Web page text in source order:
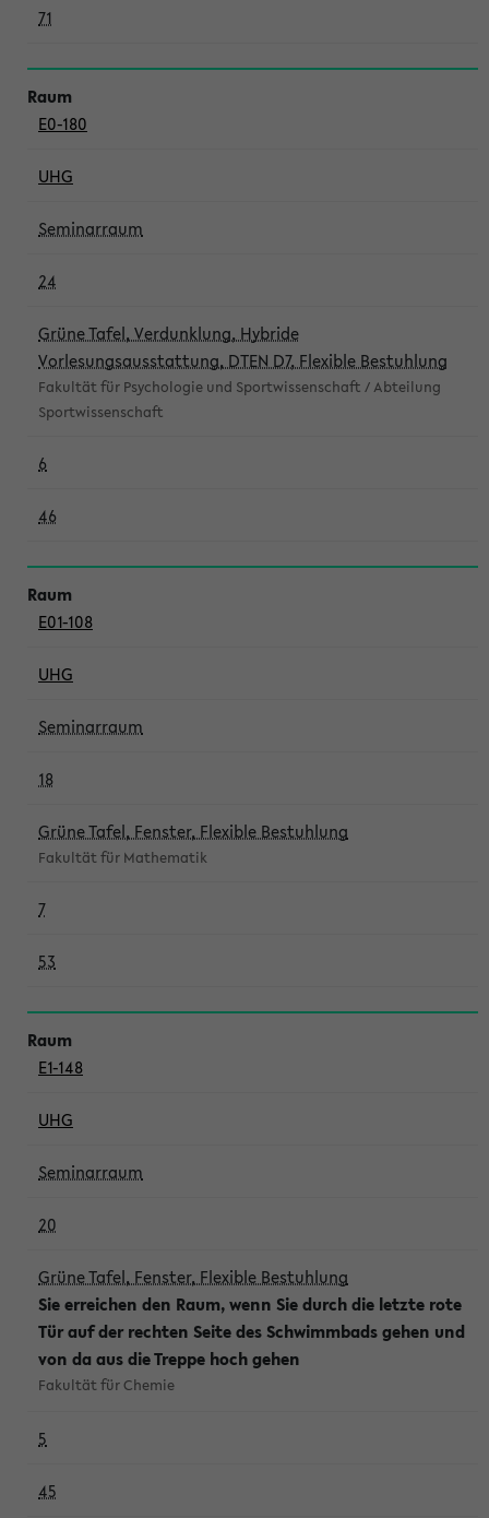
71
E0-180
UHG
Seminarraum
24
Grüne Tafel, Verdunklung, Hybride
Vorlesungsausstattung, DTEN D7, Flexible Bestuhlung
Fakultät für Psychologie und Sportwissenschaft / Abteilung
Sportwissenschaft
6
46
E01-108
UHG
Seminarraum
18
Grüne Tafel, Fenster, Flexible Bestuhlung
Fakultät für Mathematik
7
53
E1-148
UHG
Seminarraum
20
Grüne Tafel, Fenster, Flexible Bestuhlung
Sie erreichen den Raum, wenn Sie durch die letzte rote
Tür auf der rechten Seite des Schwimmbads gehen und
von da aus die Treppe hoch gehen
Fakultät für Chemie
5
45